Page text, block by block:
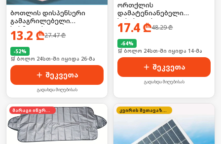
ბოთლის დისპენსერი
გამაგრილებელი
სასმელის
13.2 ₾27.47₾
-52%
🛒 ბოლო 24სთ-ში იყიდა 26-მა
შეკვეთა
გადახდა მიღებისას
ორთქლის
დამატენიანებელი
სახისთვის
17.4₾48.29₾
-64%
🛒 ბოლო 24სთ-ში იყიდა 14-მა
შეკვეთა
გადახდა მიღებისას
მარაგი იწურება კვირის შეთავაზება